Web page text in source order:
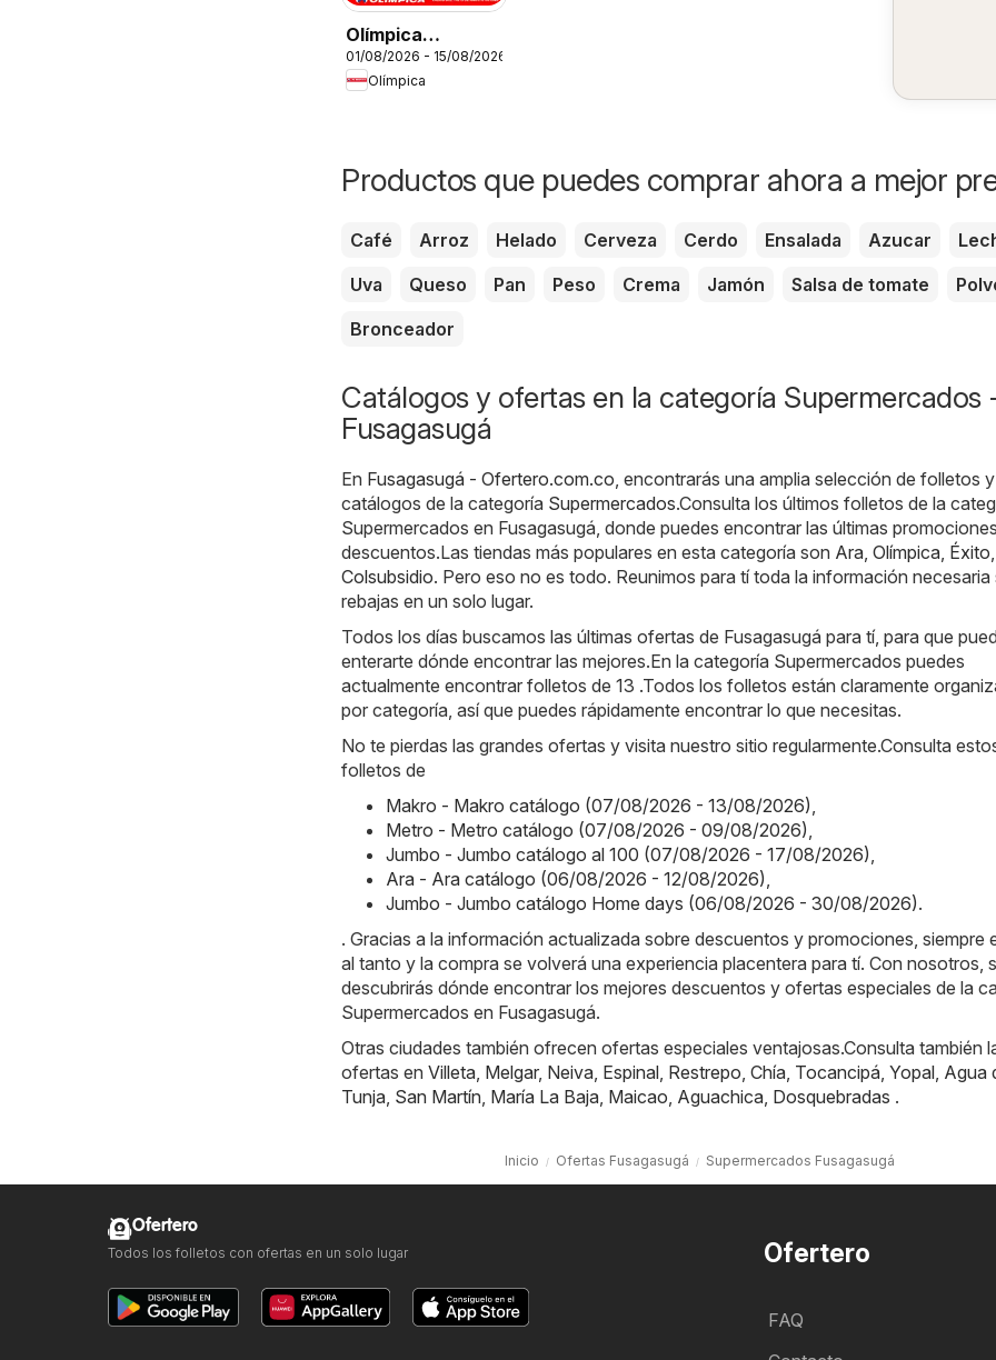
Olímpica
catálogo Más
puntos, más
01/08/2026 - 15/08/2026
Olímpica
Productos que puedes comprar ahora a mejor
Café Arroz Helado Cerveza Cerdo Ensalada Azucar
Uva
Queso Pan Peso Crema Jamón Salsa de tomate
Bronceador
Catálogos y ofertas en la categoría Supermercados
Fusagasugá
En Fusagasugá - Ofertero.com.co, encontrarás una amplia selección de folletos y
catálogos de la categoría Supermercados.Consulta los últimos folletos de la
Supermercados en Fusagasugá, donde puedes encontrar las últimas
descuentos.Las tiendas más populares en esta categoría son Ara, Olímpica, Éxito,
Colsubsidio. Pero eso no es todo. Reunimos para tí toda la información necesaria
rebajas en un solo lugar.
Todos los días buscamos las últimas ofertas de Fusagasugá para tí, para que
enterarte dónde encontrar las mejores.En la categoría Supermercados puedes
actualmente encontrar folletos de 13 .Todos los folletos están claramente
por categoría, así que puedes rápidamente encontrar lo que necesitas.
No te pierdas las grandes ofertas y visita nuestro sitio regularmente.Consulta
folletos de
Makro - Makro catálogo (07/08/2026 - 13/08/2026),
Metro - Metro catálogo (07/08/2026 - 09/08/2026),
Jumbo - Jumbo catálogo al 100 (07/08/2026 - 17/08/2026),
Ara - Ara catálogo (06/08/2026 - 12/08/2026),
Jumbo - Jumbo catálogo Home days (06/08/2026 - 30/08/2026).
. Gracias a la información actualizada sobre descuentos y promociones, siempre
al tanto y la compra se volverá una experiencia placentera para tí. Con nosotros,
descubrirás dónde encontrar los mejores descuentos y ofertas especiales de la
Supermercados en Fusagasugá.
Otras ciudades también ofrecen ofertas especiales ventajosas.Consulta también
ofertas en Villeta, Melgar, Neiva, Espinal, Restrepo, Chía, Tocancipá, Yopal, Agua
Tunja, San Martín, María La Baja, Maicao, Aguachica, Dosquebradas .
Inicio Ofertas Fusagasugá Supermercados Fusagasugá
Ofertero
FAQ
Ofertero
Todos los folletos con ofertas en un solo lugar